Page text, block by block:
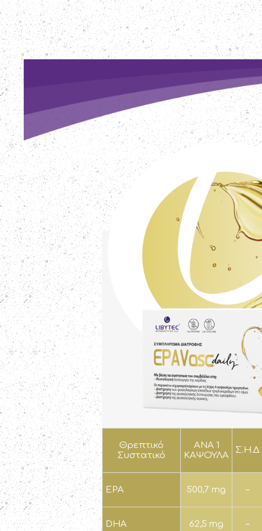
Θρεπτικό
Συστατικό
ΑΝΑ 1
ΚΑΨΟΥΛΑ
Σ.Η.Δ
EPA 500,7 mg –
DHA 62,5 mg –